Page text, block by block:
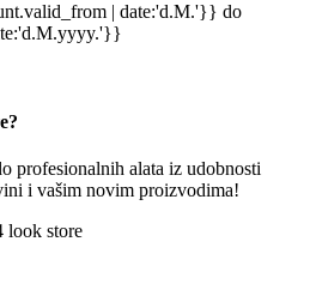
| date:'d.M.'}} do
profesionalnih alata iz udobnosti
i vašim novim proizvodima!